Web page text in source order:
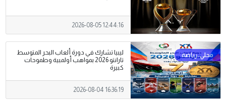
2026-08-05 12:44:16
ليبيا تشارك في دورة ألعاب البحر المتوسط
تارانتو 2026 بمواهب أولمبية وطموحات
كبيرة
2026-08-04 16:36:19